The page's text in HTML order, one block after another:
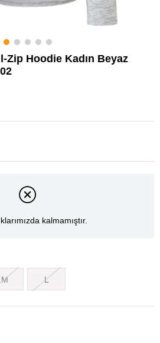
Zip Hoodie Kadın Beyaz
kalmamıştır.
M L